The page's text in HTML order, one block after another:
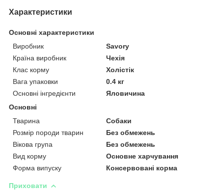
Характеристики
Основні характеристики
Виробник
Savory
Країна виробник
Чехія
Клас корму
Холістік
Вага упаковки
0.4 кг
Основні інгредієнти
Яловичина
Основні
Тварина
Собаки
Розмір породи тварин
Без обмежень
Вікова група
Без обмежень
Вид корму
Основне харчування
Форма випуску
Консервовані корма
Приховати